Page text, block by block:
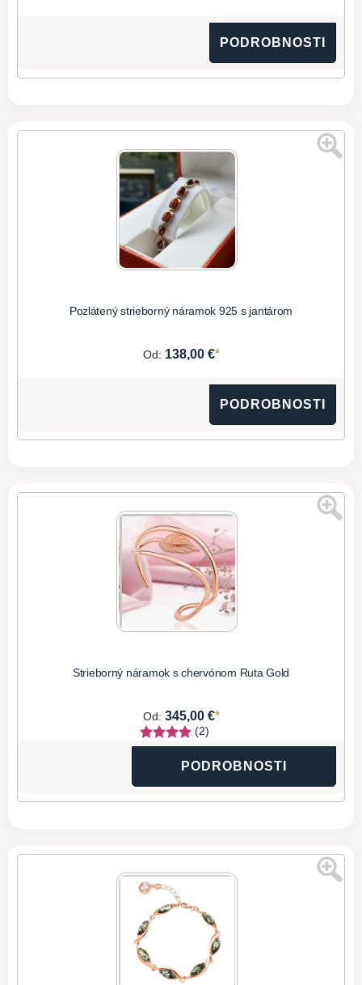
PODROBNOSTI
Pozlátený strieborný náramok 925 s jantárom
Od: 138,00 €*
PODROBNOSTI
Strieborný náramok s chervónom Ruta Gold
Od: 345,00 €*
(2)
PODROBNOSTI